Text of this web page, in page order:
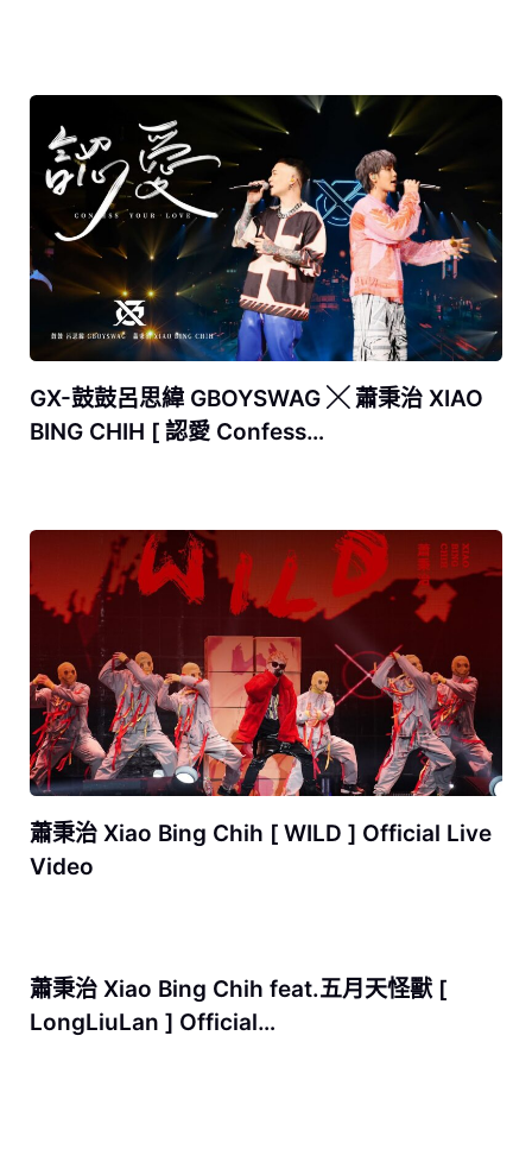
GX-鼓鼓呂思緯 GBOYSWAG ╳ 蕭秉治 XIAO
BING CHIH [ 認愛 Confess…
蕭秉治 Xiao Bing Chih [ WILD ] Official Live
Video
蕭秉治 Xiao Bing Chih feat.五月天怪獸 [
LongLiuLan ] Official…